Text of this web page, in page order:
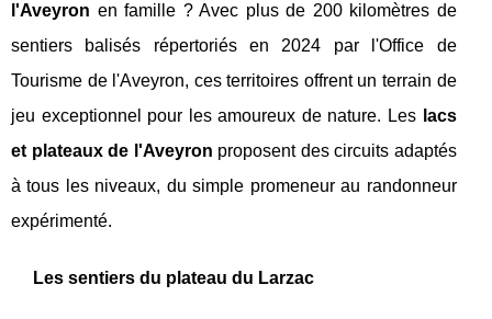
l'Aveyron en famille ? Avec plus de 200 kilomètres de
sentiers balisés répertoriés en 2024 par l'Office de
Tourisme de l'Aveyron, ces territoires offrent un terrain de
jeu exceptionnel pour les amoureux de nature. Les lacs
et plateaux de l'Aveyron proposent des circuits adaptés
à tous les niveaux, du simple promeneur au randonneur
expérimenté.
Les sentiers du plateau du Larzac